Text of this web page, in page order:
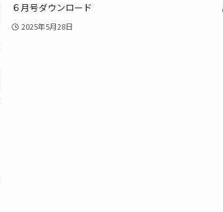
６月号ダウンロード
2025年5月28日